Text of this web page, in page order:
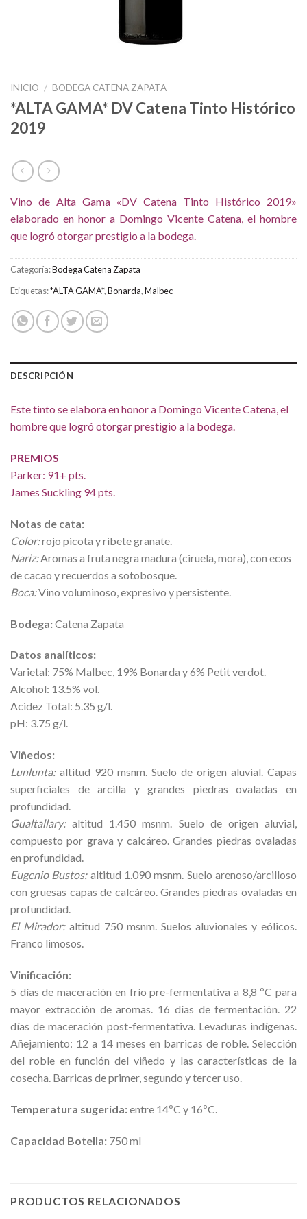
INICIO / BODEGA CATENA ZAPATA
*ALTA GAMA* DV Catena Tinto Histórico
2019
Vino de Alta Gama «DV Catena Tinto Histórico 2019»
elaborado en honor a Domingo Vicente Catena, el hombre
que logró otorgar prestigio a la bodega.
Categoría:Bodega Catena Zapata
Etiquetas:*ALTA GAMA*,Bonarda,Malbec
DESCRIPCIÓN
Este tinto se elabora en honor a Domingo Vicente Catena, el
hombre que logró otorgar prestigio a la bodega.
PREMIOS
Parker: 91+ pts.
James Suckling 94 pts.
Notas de cata:
Color:rojo picota y ribete granate.
Nariz:Aromas a fruta negra madura (ciruela, mora), con ecos
de cacao y recuerdos a sotobosque.
Boca:Vino voluminoso, expresivo y persistente.
Bodega:Catena Zapata
Datos analíticos:
Varietal: 75% Malbec, 19% Bonarda y 6% Petit verdot.
Alcohol: 13.5% vol.
Acidez Total: 5.35 g/l.
pH: 3.75 g/l.
Viñedos:
Lunlunta:altitud 920 msnm. Suelo de origen aluvial. Capas
superficiales de arcilla y grandes piedras ovaladas en
profundidad.
Gualtallary:altitud 1.450 msnm. Suelo de origen aluvial,
compuesto por grava y calcáreo. Grandes piedras ovaladas
en profundidad.
Eugenio Bustos:altitud 1.090 msnm. Suelo arenoso/arcilloso
con gruesas capas de calcáreo. Grandes piedras ovaladas en
profundidad.
El Mirador:altitud 750 msnm. Suelos aluvionales y eólicos.
Franco limosos.
Vinificación:
5 días de maceración en frío pre-fermentativa a 8,8 ºC para
mayor extracción de aromas. 16 días de fermentación. 22
días de maceración post-fermentativa. Levaduras indígenas.
Añejamiento: 12 a 14 meses en barricas de roble. Selección
del roble en función del viñedo y las características de la
cosecha. Barricas de primer, segundo y tercer uso.
Temperatura sugerida:entre 14ºC y 16ºC.
Capacidad Botella: 750 ml
PRODUCTOS RELACIONADOS